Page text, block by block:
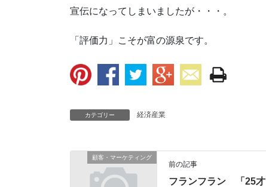
宣伝になってしまいましたが・・・。
「評価力」こそが富の源泉です。
カテゴリー 経済産業
顧客・マーケティング
前の記事
フランフラン 「25才